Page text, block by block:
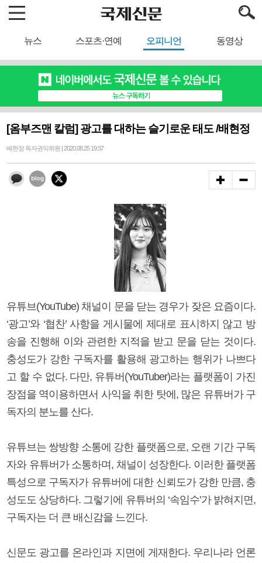
뉴스 스포츠·연예 오피니언 동영상
[옴부즈맨 칼럼] 광고를 대하는 슬기로운 태도 /배현정
배현정 독자권익위원 | 2020.08.25 19:37
유튜브(YouTube) 채널이 문을 닫는 경우가 잦은 요즘이다.
‘광고’와 ‘협찬’ 사항을 게시물에 제대로 표시하지 않고 방
송을 진행해 이와 관련한 지적을 받고 문을 닫는 것이다.
충성도가 강한 구독자를 활용해 광고하는 행위가 나쁘다
고 할 수 없다. 다만, 유튜버(YouTuber)라는 플랫폼이 가진
장점을 역이용하면서 사익을 취한 탓에, 많은 유튜버가 구
독자의 분노를 산다.
유튜브는 쌍방향 소통에 강한 플랫폼으로, 오랜 기간 구독
자와 유튜버가 소통하며, 채널이 성장한다. 이러한 플랫폼
특성으로 구독자가 유튜버에 대한 신뢰도가 강한 만큼, 충
성도도 상당하다. 그렇기에 유튜버의 ‘속임수’가 밝혀지면,
구독자는 더 큰 배신감을 느낀다.
신문도 광고를 온라인과 지면에 게재한다. 우리나라 언론